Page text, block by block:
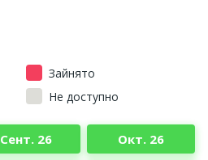
Зайнято
Не доступно
Сент. 26 Окт. 26